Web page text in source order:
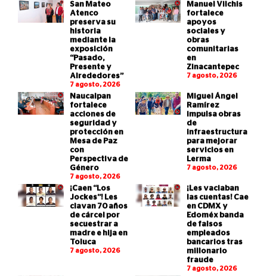
San Mateo
Atenco
preserva su
historia
mediante la
exposición
“Pasado,
Presente y
Alrededores”
7 agosto, 2026
Manuel Vilchis
fortalece
apoyos
sociales y
obras
comunitarias
en
Zinacantepec
7 agosto, 2026
Naucalpan
fortalece
acciones de
seguridad y
protección en
Mesa de Paz
con
Perspectiva de
Género
7 agosto, 2026
Miguel Ángel
Ramírez
impulsa obras
de
infraestructura
para mejorar
servicios en
Lerma
7 agosto, 2026
¡Caen “Los
Jockes”! Les
clavan 70 años
de cárcel por
secuestrar a
madre e hija en
Toluca
7 agosto, 2026
¡Les vaciaban
las cuentas! Cae
en CDMX y
Edoméx banda
de falsos
empleados
bancarios tras
millonario
fraude
7 agosto, 2026